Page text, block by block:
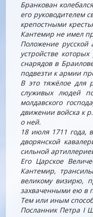
Бранкован
его руководителем
крепостными
Кантемир не имел
Положение русской
устройстве
снарядов в
подвезти к армии
В это тяжёлое для
служивых людей
молдавского
движении войска к
о ней.
18 июля 1711 года,
дворянской
сильной
Его Царское
Кантемир,
великому визирю,
захваченными ею в
Тем или иным
Посланник Петра I